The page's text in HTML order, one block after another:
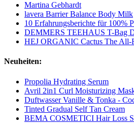
Martina Gebhardt
lavera Barrier Balance Body Milk
10 Erfahrungsberichte für 100%
DEMMERS TEEHAUS T-Bag
HEJ ORGANIC Cactus The All-
Neuheiten:
Propolia Hydrating Serum
Avril 2in1 Curl Moisturizing
Duftwasser Vanille & Tonka -
Tinted Gradual Self Tan Cream
BEMA COSMETICI Hair Loss